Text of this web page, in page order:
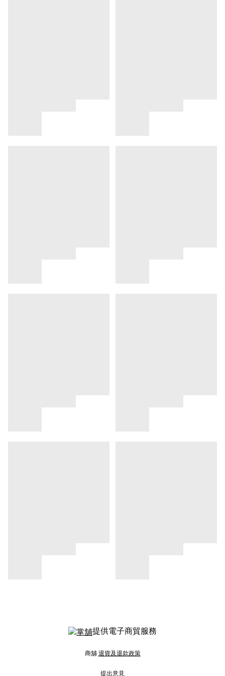
提供電子商貿服務
商舖 退貨及退款政策
提出意見